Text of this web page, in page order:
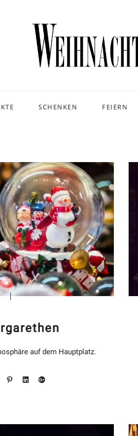
SCHENKEN FEIERN
auf dem Hauptplatz.